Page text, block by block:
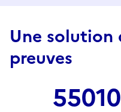
Une solution
preuves
55010